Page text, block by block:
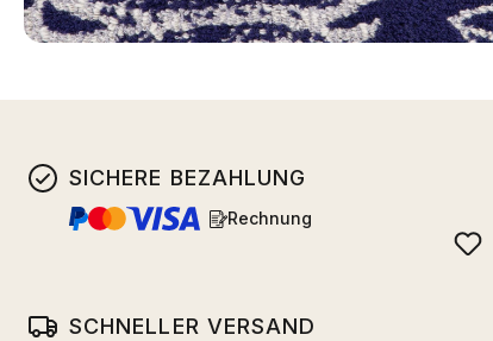
SICHERE BEZAHLUNG
Rechnung
SCHNELLER VERSAND